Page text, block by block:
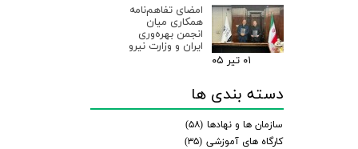
امضای تفاهم‌نامه
همکاری میان
انجمن بهره‌وری
ایران و وزارت نیرو
۰۱ تیر ۰۵
دسته بندی ها
سازمان ها و نهادها (۵۸)
کارگاه های آموزشی (۳۵)